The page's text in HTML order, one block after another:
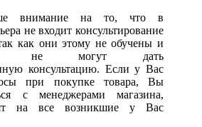
внимание на то, что в
не входит консультирование
как они этому не обучены и
не могут дать
консультацию. Если у Вас
при покупке товара, Вы
с менеджерами магазина,
на все возникшие у Вас